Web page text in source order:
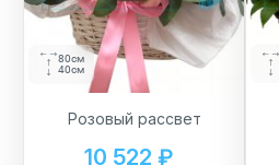
80см
40см
Розовый рассвет
10 522 ₽